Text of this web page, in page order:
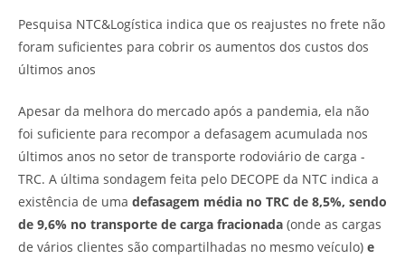
Pesquisa NTC&Logística indica que os reajustes no frete não
foram suficientes para cobrir os aumentos dos custos dos
últimos anos
Apesar da melhora do mercado após a pandemia, ela não
foi suficiente para recompor a defasagem acumulada nos
últimos anos no setor de transporte rodoviário de carga -
TRC. A última sondagem feita pelo DECOPE da NTC indica a
existência de uma defasagem média no TRC de 8,5%, sendo
de 9,6% no transporte de carga fracionada (onde as cargas
de vários clientes são compartilhadas no mesmo veículo) e